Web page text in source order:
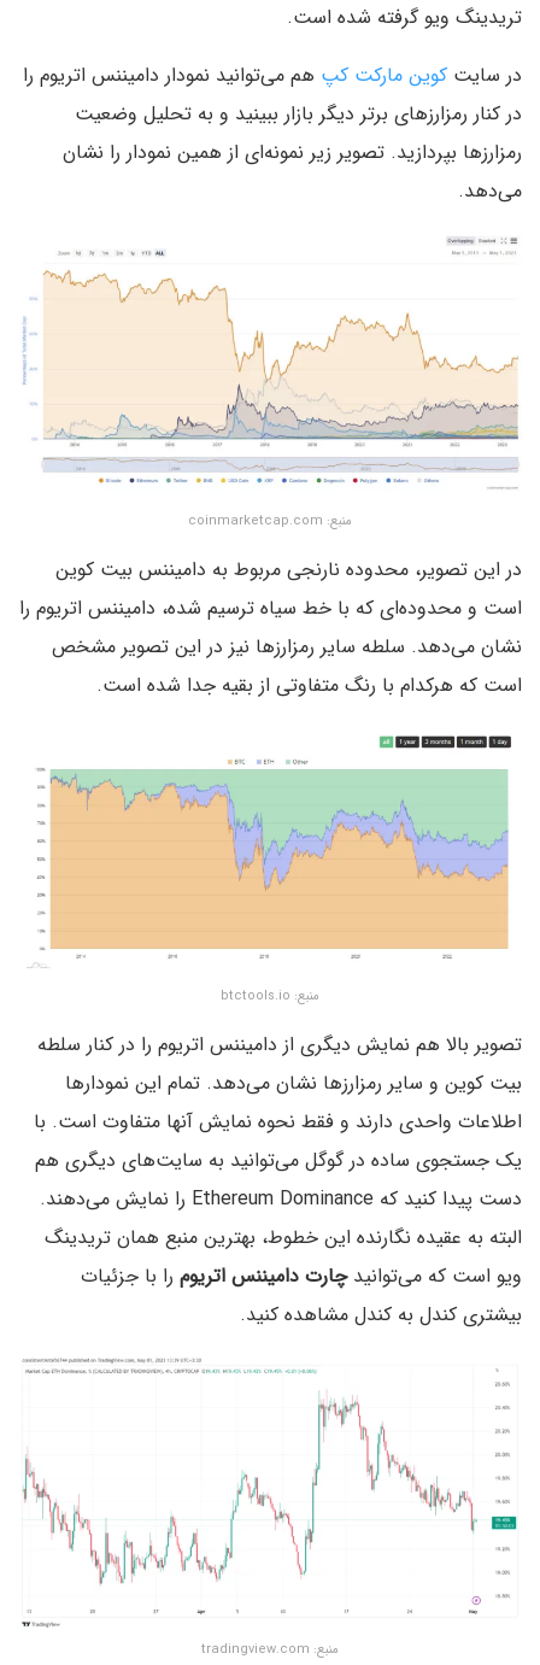
تریدینگ ویو گرفته شده است.
در سایت کوین مارکت کپ هم می‌توانید نمودار دامیننس اتریوم را
در کنار رمزارزهای برتر دیگر بازار ببینید و به تحلیل وضعیت
رمزارزها بپردازید. تصویر زیر نمونه‌ای از همین نمودار را نشان
می‌دهد.
منبع: coinmarketcap.com
در این تصویر، محدوده نارنجی مربوط به دامیننس بیت کوین
است و محدود‌ه‌ای که با خط سیاه ترسیم شده، دامیننس اتریوم را
نشان می‌دهد. سلطه سایر رمزارزها نیز در این تصویر مشخص
است که هرکدام با رنگ متفاوتی از بقیه جدا شده است.
منبع: btctools.io
تصویر بالا هم نمایش دیگری از دامیننس اتریوم را در کنار سلطه
بیت کوین و سایر رمزارزها نشان می‌دهد. تمام این نمودارها
اطلاعات واحدی دارند و فقط نحوه نمایش آنها متفاوت است. با
یک جستجوی ساده در گوگل می‌توانید به سایت‌های دیگری هم
دست پیدا کنید که Ethereum Dominance را نمایش می‌دهند.
البته به عقیده نگارنده این خطوط، بهترین منبع همان تریدینگ
ویو است که می‌توانیدچارت دامیننس اتریوم را با جزئیات
بیشتری کندل به کندل مشاهده کنید.
منبع: tradingview.com